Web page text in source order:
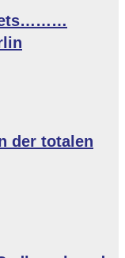
der totalen